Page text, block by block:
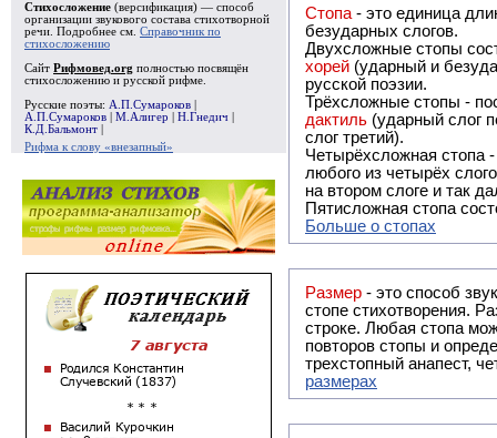
Стихосложение (версификация) — способ
организации звукового состава стихотворной
речи. Подробнее см. Справочник по
стихосложению
Сайт Рифмовед.org полностью посвящён
стихосложению и русской рифме.
Русские поэты: А.П.Сумароков
А.П.Сумароков
М.Алигер Н.Гнедич
К.Д.Бальмонт
Рифма к слову «внезапный»
Стопа - это единица
безударных слогов.
Двухсложные стопы
хорей (ударный и
русской поэзии.
Трёхсложные стопы -
дактиль (ударный слог
слог третий).
Четырёхсложная стопа
любого из четырёх
на втором слоге и так
Пятисложная стопа
Больше о стопах
Размер - это способ
стопе стихотворения.
строке. Любая стопа
повторов стопы и
трехстопный анапест,
размерах